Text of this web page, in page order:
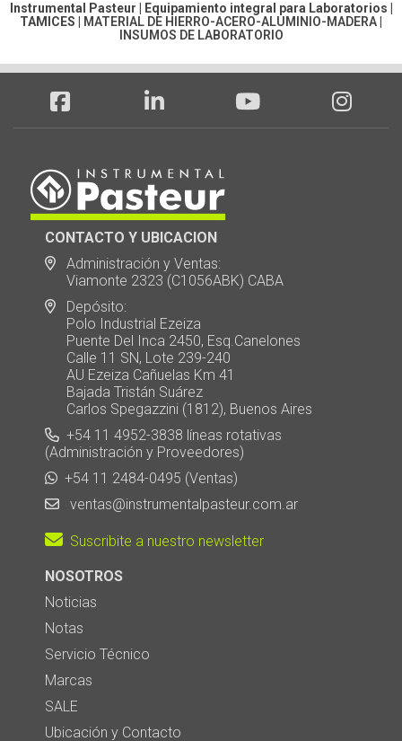
Instrumental Pasteur | Equipamiento integral para Laboratorios |
TAMICES
MATERIAL DE HIERRO-ACERO-ALUMINIO-MADERA
INSUMOS DE LABORATORIO
CONTACTO Y UBICACION
Administración y Ventas:
Viamonte 2323 (C1056ABK) CABA
Depósito:
Polo Industrial Ezeiza
Puente Del Inca 2450, Esq.Canelones
Calle 11 SN, Lote 239-240
AU Ezeiza Cañuelas Km 41
Bajada Tristán Suárez
Carlos Spegazzini (1812), Buenos Aires
+54 11 4952-3838 líneas rotativas
(Administración y Proveedores)
+54 11 2484-0495 (Ventas)
ventas@instrumentalpasteur.com.ar
Suscribite a nuestro newsletter
NOSOTROS
Noticias
Notas
Servicio Técnico
Marcas
SALE
Ubicación y Contacto